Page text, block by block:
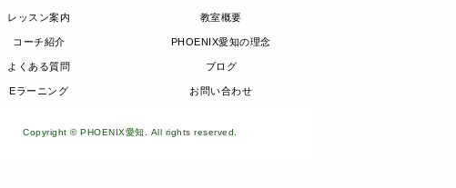
レッスン案内
コーチ紹介
よくある質問
Eラーニング
教室概要
PHOENIX愛知の理念
ブログ
お問い合わせ
Copyright © PHOENIX愛知. All rights reserved.